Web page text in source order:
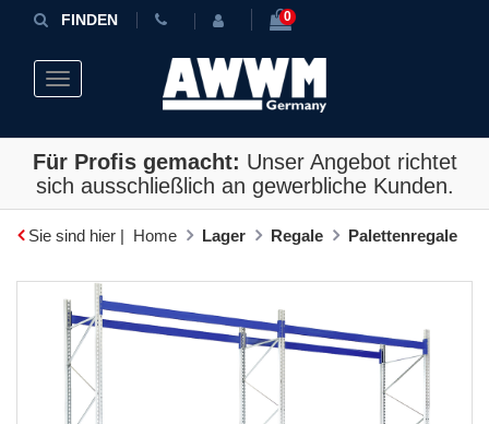
FINDEN 0
Toggle navigation
Für Profis gemacht: Unser Angebot richtet
sich ausschließlich an gewerbliche Kunden.
Sie sind hier | Home Lager Regale Palettenregale